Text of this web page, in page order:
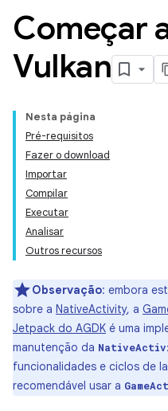
Começar
Vulkan
Nesta página
Pré-requisitos
Fazer o download
Importar
Compilar
Executar
Analisar
Outros recursos
Observação: embora
sobre a NativeActivity, a
Jetpack do AGDK é uma
manutenção da
funcionalidades e ciclos de
recomendável usar a